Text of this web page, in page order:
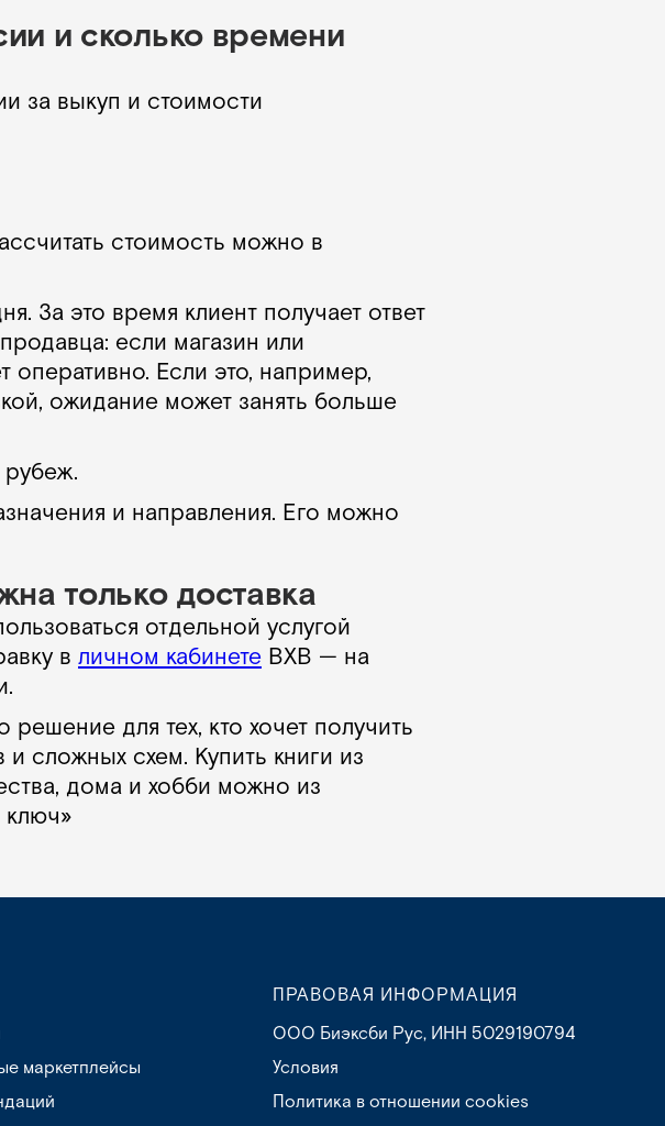
и сколько времени
за выкуп и стоимости
стоимость можно в
За это время клиент получает ответ
если магазин или
оперативно. Если это, например,
ожидание может занять больше
и направления. Его можно
только доставка
отдельной услугой
в личном кабинете BXB — на
для тех, кто хочет получить
сложных схем. Купить книги из
дома и хобби можно из
ключ»
маркетплейсы
ПРАВОВАЯ ИНФОРМАЦИЯ
ООО Биэксби Рус, ИНН 5029190794
Условия
Политика в отношении cookies